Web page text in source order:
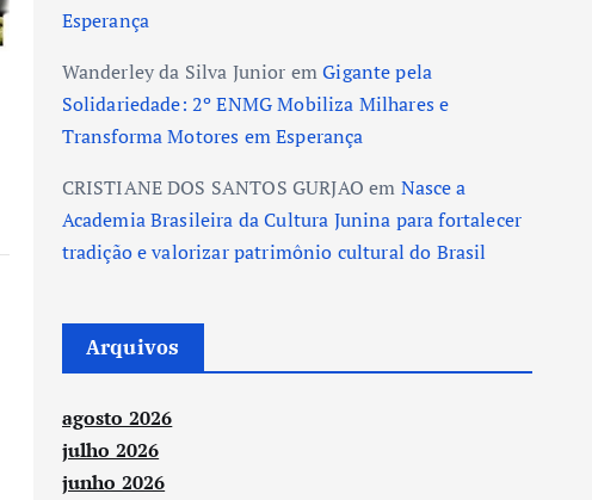
Esperança
Wanderley da Silva Junior emGigante pela
Solidariedade: 2º ENMG Mobiliza Milhares e
Transforma Motores em Esperança
CRISTIANE DOS SANTOS GURJAO em Nasce a
Academia Brasileira da Cultura Junina para fortalecer
tradição e valorizar patrimônio cultural do Brasil
Arquivos
agosto 2026
julho 2026
junho 2026